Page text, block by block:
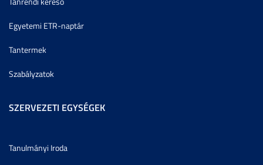
Egyetemi ETR-naptár
Tantermek
Szabályzatok
SZERVEZETI EGYSÉGEK
Tanulmányi Iroda